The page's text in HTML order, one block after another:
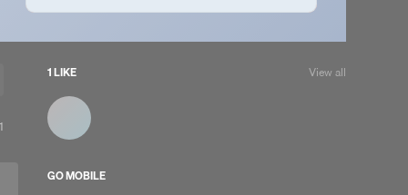
View
1
1 LIKE View all
GO MOBILE